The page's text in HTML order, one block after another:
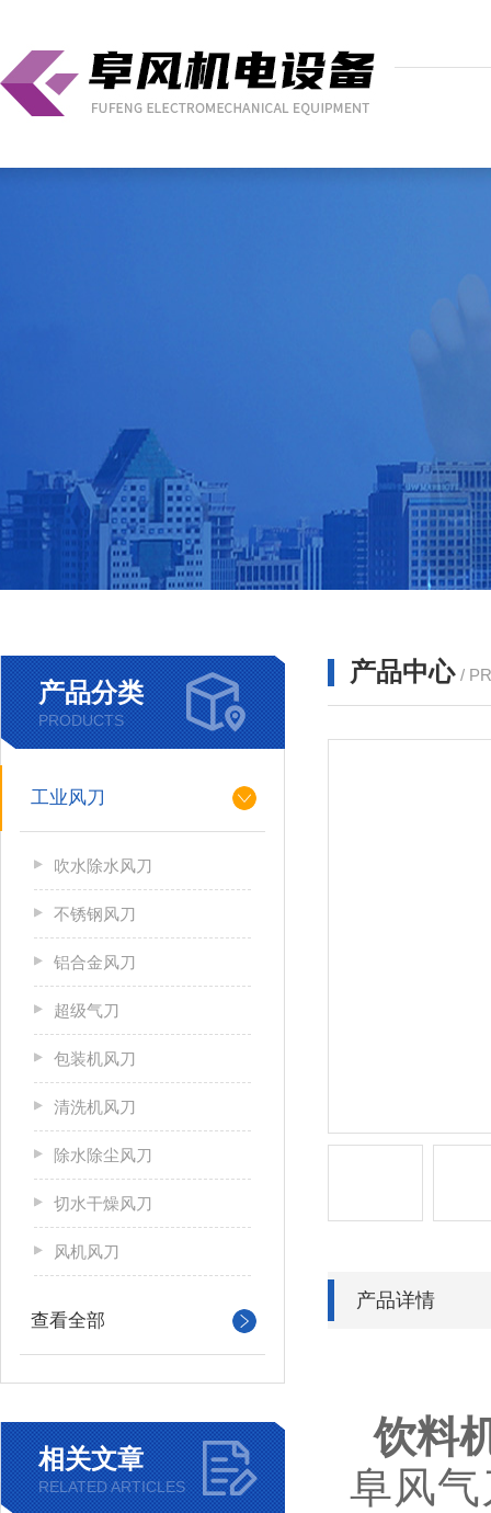
产品分类
PRODUCTS
工业风刀
吹水除水风刀
不锈钢风刀
铝合金风刀
超级气刀
包装机风刀
清洗机风刀
除水除尘风刀
切水干燥风刀
风机风刀
查看全部
相关文章
RELATED ARTICLES
产品中心 /
产品详情
饮料
阜风